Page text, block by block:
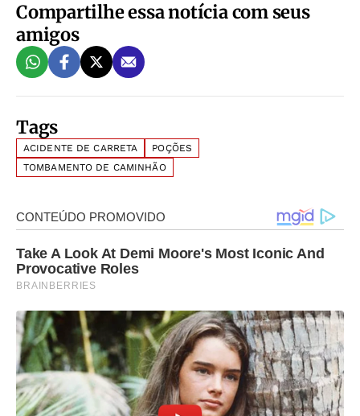
Compartilhe essa notícia com seus
amigos
Tags
ACIDENTE DE CARRETA
POÇÕES
TOMBAMENTO DE CAMINHÃO